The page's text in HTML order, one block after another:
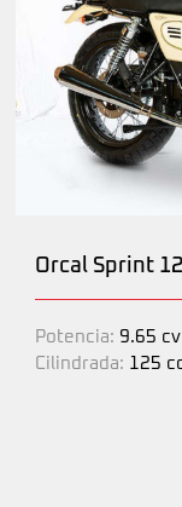
Orcal Sprint
Potencia: 9.65 cv
Cilindrada: 125